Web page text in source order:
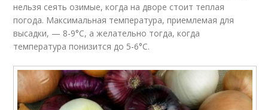
нельзя сеять озимые, когда на дворе стоит теплая
погода. Максимальная температура, приемлемая для
высадки, — 8-9°С, а желательно тогда, когда
температура понизится до 5-6°С.